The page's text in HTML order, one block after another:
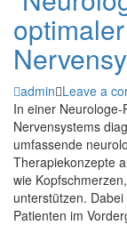
admin Leave a
In einer
Nervensystems
umfassende
Therapiekonzepte
wie
unterstützen.
Patienten im